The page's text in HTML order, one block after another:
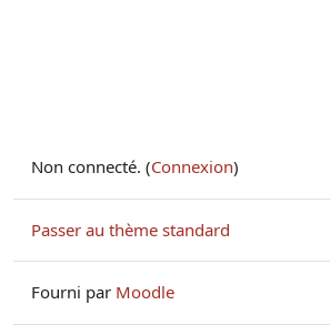
Non connecté. (Connexion)
Passer au thème standard
Fourni par Moodle